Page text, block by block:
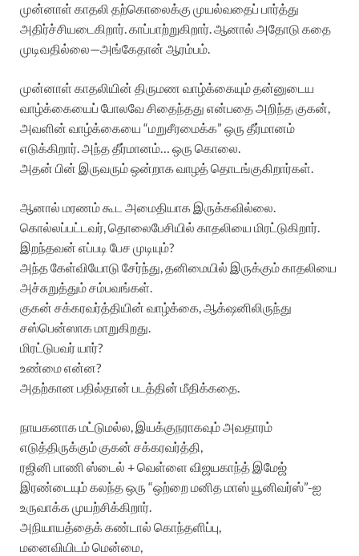
முன்னாள் காதலி தற்கொலைக்கு முயல்வதைப் பார்த்து
அதிர்ச்சியடைகிறார். காப்பாற்றுகிறார். ஆனால் அதோடு கதை
முடிவதில்லை—அங்கேதான் ஆரம்பம்.
முன்னாள் காதலியின் திருமண வாழ்க்கையும் தன்னுடைய
வாழ்க்கையைப் போலவே சிதைந்தது என்பதை அறிந்த குகன்,
அவளின் வாழ்க்கையை “மறுசீரமைக்க” ஒரு தீர்மானம்
எடுக்கிறார். அந்த தீர்மானம்… ஒரு கொலை.
அதன் பின் இருவரும் ஒன்றாக வாழத் தொடங்குகிறார்கள்.
ஆனால் மரணம் கூட அமைதியாக இருக்கவில்லை.
கொல்லப்பட்டவர், தொலைபேசியில் காதலியை மிரட்டுகிறார்.
இறந்தவன் எப்படி பேச முடியும்?
அந்த கேள்வியோடு சேர்ந்து, தனிமையில் இருக்கும் காதலியை
அச்சுறுத்தும் சம்பவங்கள்.
குகன் சக்கரவர்த்தியின் வாழ்க்கை, ஆக்‌ஷனிலிருந்து
சஸ்பென்ஸாக மாறுகிறது.
மிரட்டுபவர் யார்?
உண்மை என்ன?
அதற்கான பதில்தான் படத்தின் மீதிக்கதை.
நாயகனாக மட்டுமல்ல, இயக்குநராகவும் அவதாரம்
எடுத்திருக்கும் குகன் சக்கரவர்த்தி,
ரஜினி பாணி ஸ்டைல் + வெள்ளை விஜயகாந்த் இமேஜ்
இரண்டையும் கலந்த ஒரு “ஒற்றை மனித மாஸ் யூனிவர்ஸ்”-ஐ
உருவாக்க முயற்சிக்கிறார்.
அநியாயத்தைக் கண்டால் கொந்தளிப்பு,
மனைவியிடம் மென்மை,